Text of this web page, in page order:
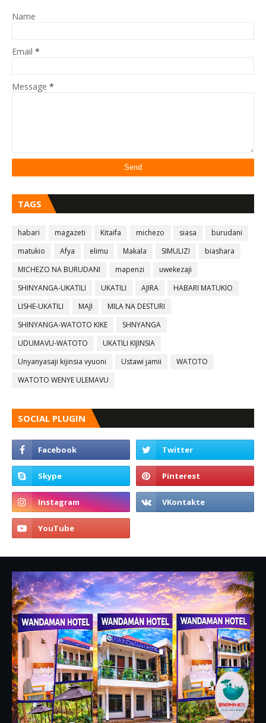
Name
Email *
Message *
TAGS
habari magazeti Kitaifa michezo siasa
burudani
matukio
Afya elimu Makala SIMULIZI
biashara
MICHEZO NA BURUDANI
mapenzi
uwekezaji
SHINYANGA-UKATILI
UKATILI AJIRA
HABARI MATUKIO
LISHE-UKATILI
MAJI
MILA NA DESTURI
SHINYANGA-WATOTO KIKE
SHNYANGA
UDUMAVU-WATOTO
UKATILI KIJINSIA
Unyanyasaji kijinsia vyuoni
Ustawi jamii
WATOTO
WATOTO WENYE ULEMAVU
SOCIAL PLUGIN